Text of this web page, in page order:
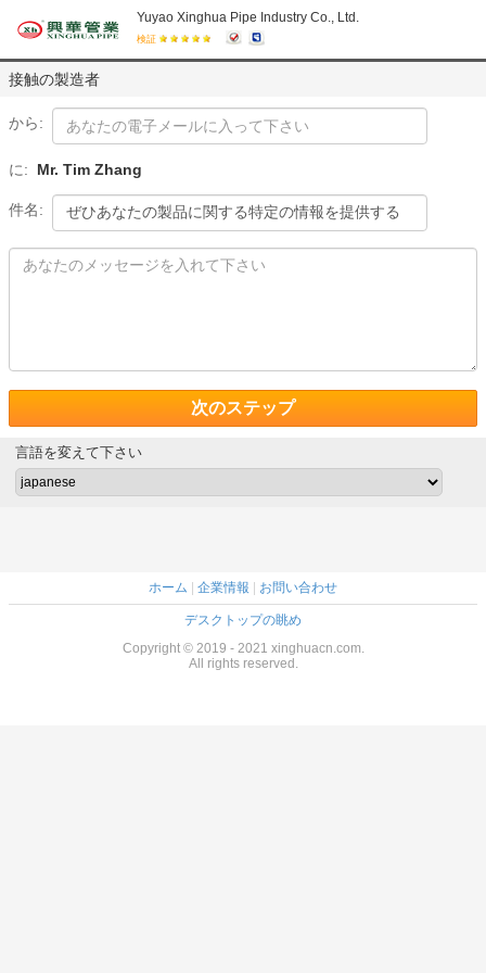
Yuyao Xinghua Pipe Industry Co., Ltd.
検証
接触の製造者
から:
に: Mr. Tim Zhang
件名:
次のステップ
言語を変えて下さい
ホーム 企業情報 お問い合わせ
デスクトップの眺め
Copyright © 2019 - 2021 xinghuacn.com.
All rights reserved.